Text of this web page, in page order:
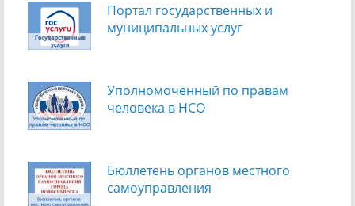
Портал государственных и
муниципальных услуг
Уполномоченный по правам
человека в НСО
Бюллетень органов местного
самоуправления